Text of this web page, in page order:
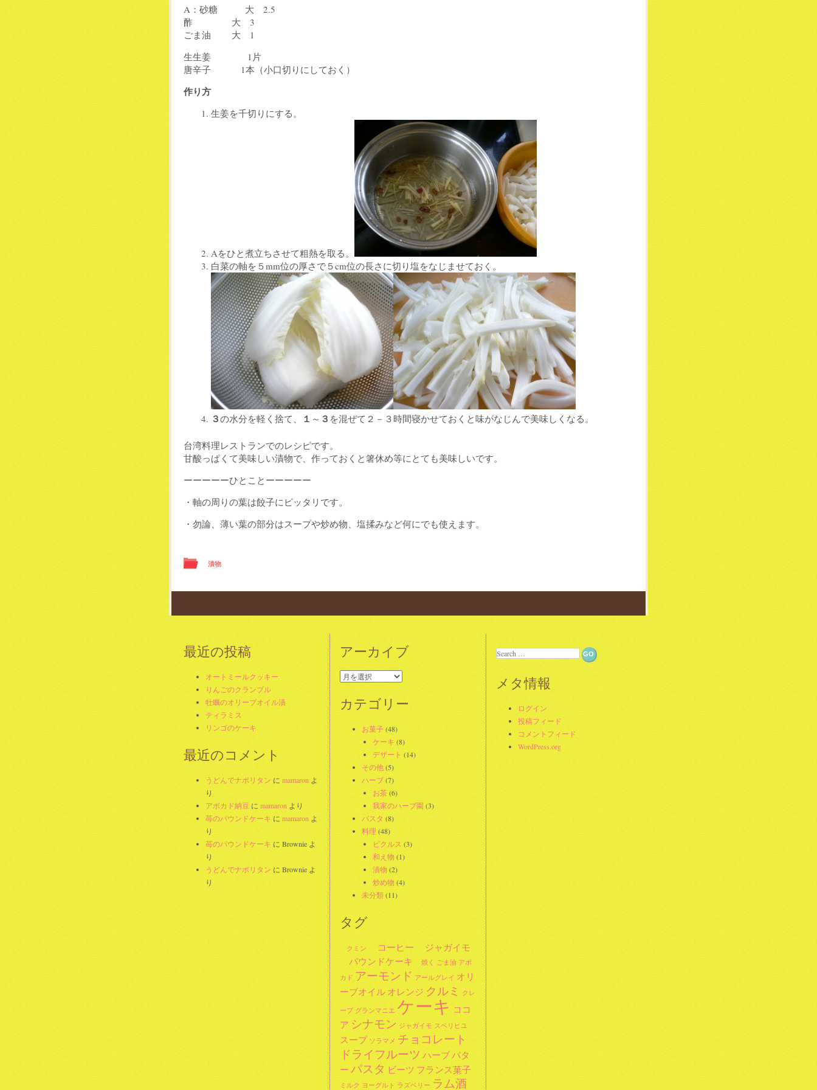
A：砂糖 大 2.5
酢 大 3
ごま油 大 1
生生姜 1片
唐辛子 1本（小口切りにしておく）
作り方
生姜を千切りにする。
Aをひと煮立ちさせて粗熱を取る。
白菜の軸を５mm位の厚さで５cm位の長さに切り塩をなじませておく。
３の水分を軽く捨て、 １ ～ ３ を混ぜて２－３時間寝かせておくと味がなじんで美味しくなる。
台湾料理レストランでのレシピです。
甘酸っぱくて美味しい漬物で、作っておくと箸休め等にとても美味しいです。
ーーーーーひとことーーーーー
・軸の周りの葉は餃子にピッタリです。
・勿論、薄い葉の部分はスープや炒め物、塩揉みなど何にでも使えます。
漬物
Post navigation
最近の投稿
オートミールクッキー
りんごのクランブル
牡蠣のオリーブオイル漬
ティラミス
リンゴのケーキ
最近のコメント
うどんでナポリタン に mamaron よ
り
アボカド納豆 に mamaron より
苺のパウンドケーキ に mamaron よ
り
苺のパウンドケーキ に Brownieよ
り
うどんでナポリタン に Brownieよ
り
アーカイブ
ア
カ
カテゴリー
お菓子(48)
ケーキ (8)
デザート (14)
その他(5)
ハーブ(7)
お茶(6)
我家のハーブ園 (3)
パスタ (8)
料理 (48)
ピクルス (3)
和え物 (1)
漬物 (2)
炒め物 (4)
未分類(11)
タグ
クミン コーヒー
ジャガイモ
パウンドケーキ
焼く ごま油 アボ
カド アーモンド アールグレイ オリ
ーブオイル オレンジ クルミ クレ
ープ グランマニエ ケーキ ココ
ア シナモン ジャガイモ スベリヒユ
スープ ソラマメ チョコレート
ドライフルーツ ハーブバタ
ー パスタ ビーツ フランス菓子
ミルク ヨーグルト ラズベリー ラム酒
Search
メタ情報
ログイン
投稿フィード
コメントフィード
WordPress.org